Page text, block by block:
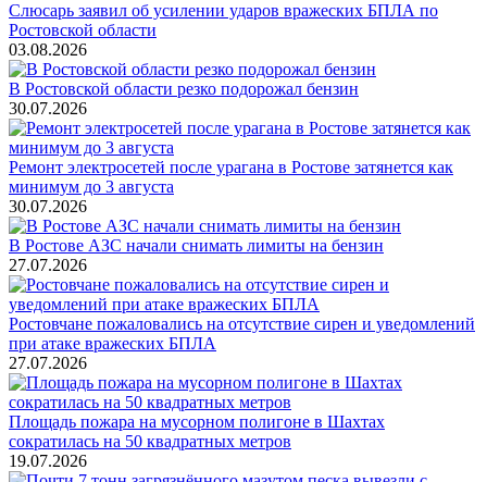
Слюсарь заявил об усилении ударов вражеских БПЛА по
Ростовской области
03.08.2026
В Ростовской области резко подорожал бензин
30.07.2026
Ремонт электросетей после урагана в Ростове затянется как
минимум до 3 августа
30.07.2026
В Ростове АЗС начали снимать лимиты на бензин
27.07.2026
Ростовчане пожаловались на отсутствие сирен и уведомлений
при атаке вражеских БПЛА
27.07.2026
Площадь пожара на мусорном полигоне в Шахтах
сократилась на 50 квадратных метров
19.07.2026